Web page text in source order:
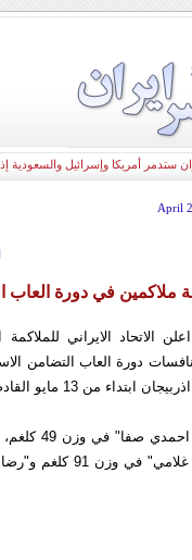
ستدمر أمريكا وإسرائيل
ملاكمين في دورة العاب
الاتحاد الايراني للملاكمة
دورة العاب التضامن
من 13 مايو القادم.
والملاكمون هم
وزن 75 كلغم، "سالار